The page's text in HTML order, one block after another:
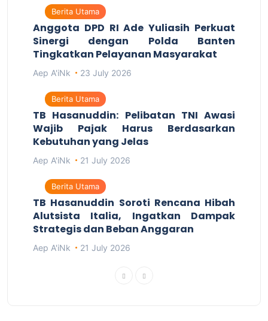
Berita Utama
Anggota DPD RI Ade Yuliasih Perkuat
Sinergi dengan Polda Banten
Tingkatkan Pelayanan Masyarakat
Aep A'iNk 23 July 2026
Berita Utama
TB Hasanuddin: Pelibatan TNI Awasi
Wajib Pajak Harus Berdasarkan
Kebutuhan yang Jelas
Aep A'iNk 21 July 2026
Berita Utama
TB Hasanuddin Soroti Rencana Hibah
Alutsista Italia, Ingatkan Dampak
Strategis dan Beban Anggaran
Aep A'iNk 21 July 2026